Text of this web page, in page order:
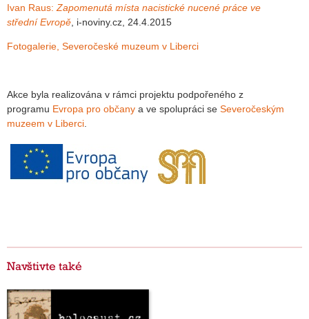
Ivan Raus: Zapomenutá místa nacistické nucené práce ve
střední Evropě , i-noviny.cz, 24.4.2015
Fotogalerie, Severočeské muzeum v Liberci
Akce byla realizována v rámci projektu podpořeného z
programu Evropa pro občany a ve spolupráci se Severočeským
muzeem v Liberci
Navštivte také